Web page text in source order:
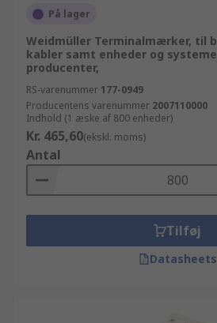
På lager
Weidmüller Terminalmærker, til
kabler samt enheder og
producenter,
RS-varenummer 177-0949
Producentens varenummer 2007110000
Indhold (1 æske af 800 enheder)
Kr. 465,60(ekskl. moms)
Antal
Tilføj
Datasheets